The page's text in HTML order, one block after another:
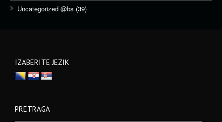
Uncategorized @bs (39)
IZABERITE JEZIK
PRETRAGA